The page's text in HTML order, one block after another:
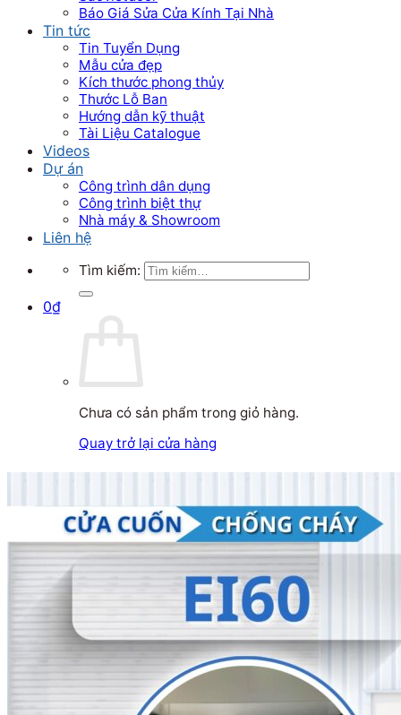
Báo Giá Sửa Cửa Kính Tại Nhà
Tin tức
Tin Tuyển Dụng
Mẫu cửa đẹp
Kích thước phong thủy
Thước Lỗ Ban
Hướng dẫn kỹ thuật
Tài Liệu Catalogue
Videos
Dự án
Công trình dân dụng
Công trình biệt thự
Nhà máy & Showroom
Liên hệ
Tìm kiếm:
0₫
Chưa có sản phẩm trong giỏ hàng.
Quay trở lại cửa hàng
Tìm kiếm: